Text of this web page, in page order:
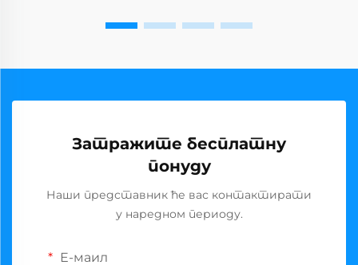
Затражите бесплатну
понуду
Наши представник ће вас контактирати
у наредном периоду.
Е-маил